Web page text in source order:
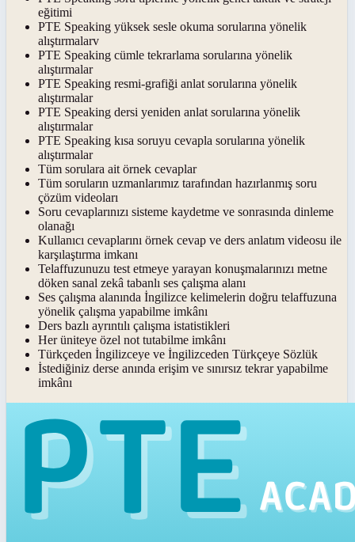
eğitimi
PTE Speaking yüksek sesle okuma sorularına yönelik
alıştırmalarv
PTE Speaking cümle tekrarlama sorularına yönelik
alıştırmalar
PTE Speaking resmi-grafiği anlat sorularına yönelik
alıştırmalar
PTE Speaking dersi yeniden anlat sorularına yönelik
alıştırmalar
PTE Speaking kısa soruyu cevapla sorularına yönelik
alıştırmalar
Tüm sorulara ait örnek cevaplar
Tüm soruların uzmanlarımız tarafından hazırlanmış soru
çözüm videoları
Soru cevaplarınızı sisteme kaydetme ve sonrasında dinleme
olanağı
Kullanıcı cevaplarını örnek cevap ve ders anlatım videosu ile
karşılaştırma imkanı
Telaffuzunuzu test etmeye yarayan konuşmalarınızı metne
döken sanal zekâ tabanlı ses çalışma alanı
Ses çalışma alanında İngilizce kelimelerin doğru telaffuzuna
yönelik çalışma yapabilme imkânı
Ders bazlı ayrıntılı çalışma istatistikleri
Her üniteye özel not tutabilme imkânı
Türkçeden İngilizceye ve İngilizceden Türkçeye Sözlük
İstediğiniz derse anında erişim ve sınırsız tekrar yapabilme
imkânı